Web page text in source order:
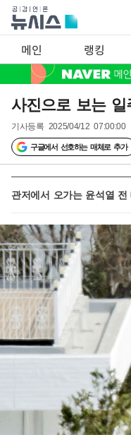
메인 랭킹
사진으로 보는
기사등록 2025/04/12 07:00:00
구글에서 선호하는 매체로 추가
관저에서 오가는 윤석열 전